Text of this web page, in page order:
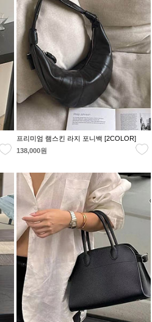
프리미엄 램스킨 라지 포니백 [2COLOR]
138,000원